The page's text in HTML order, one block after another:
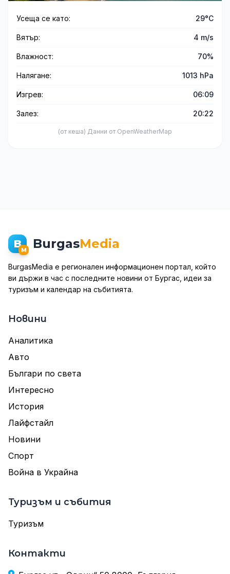
Усеща се като: 29°C
Вятър: 4 m/s
Влажност: 70%
Налягане: 1013 hPa
Изгрев: 06:09
Залез: 20:22
(от кеша) Данни от OpenWeatherMap
BM BurgasMedia
BurgasMedia е регионален информационен портал, който
ви държи в час с последните новини от Бургас, идеи за
туризъм и календар на събитията.
Новини
Аналитика
Авто
Българи по света
Интересно
История
Лайфстайл
Новини
Спорт
Война в Украйна
Туризъм и събития
Туризъм
Контакти